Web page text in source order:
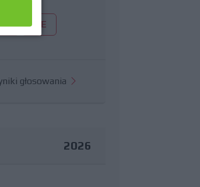
NIE
głosowania
2026